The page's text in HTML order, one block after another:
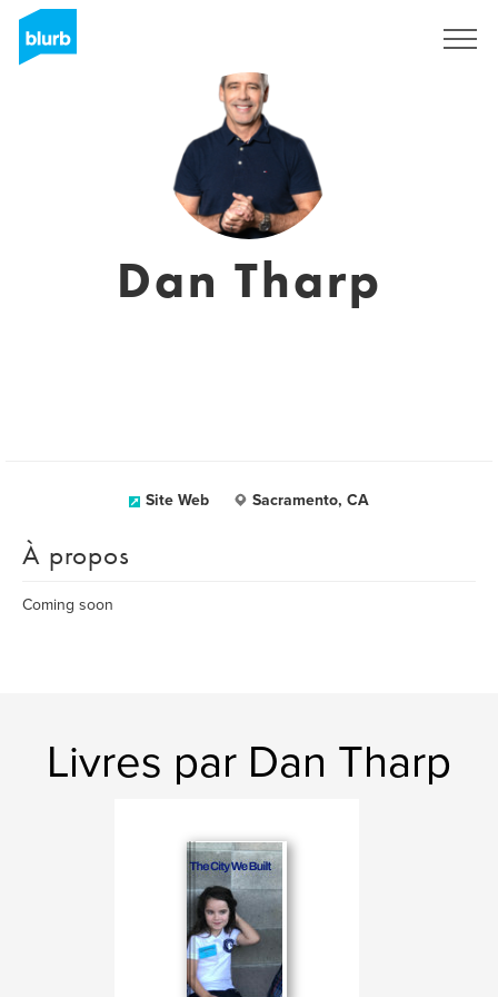
Dan Tharp
Site Web Sacramento, CA
À propos
Coming soon
Livres par Dan Tharp